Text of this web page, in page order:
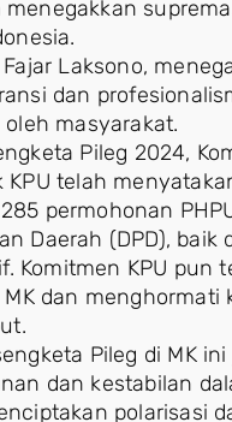
Laksono,
dan
masyarakat.
Pileg 2024,
KPU telah
permohonan
Daerah (DPD),
Komitmen KPU
dan
Pileg di MK
dan kestabilan
polarisasi